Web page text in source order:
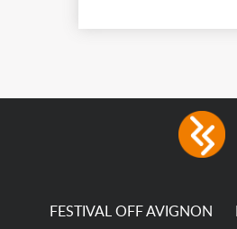
FESTIVAL OFF AVIGNON